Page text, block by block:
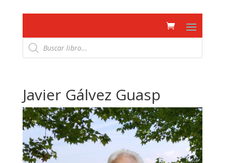
Búsqueda
de
productos
Javier Gálvez Guasp